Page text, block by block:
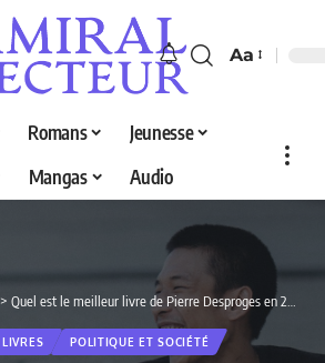
Aa
Romans
Jeunesse
Mangas Audio
> Quel est le meilleur livre de Pierre Desproges en 2026 ? Découvrez nos 5 sélections
LIVRES
POLITIQUE ET SOCIÉTÉ